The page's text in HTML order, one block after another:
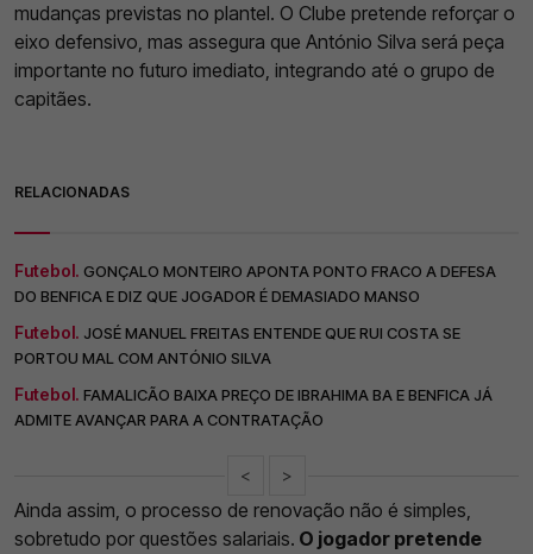
mudanças previstas no plantel. O Clube pretende reforçar o
eixo defensivo, mas assegura que António Silva será peça
importante no futuro imediato, integrando até o grupo de
capitães.
RELACIONADAS
Futebol. GONÇALO MONTEIRO APONTA PONTO FRACO A DEFESA
DO BENFICA E DIZ QUE JOGADOR É DEMASIADO MANSO
Futebol. JOSÉ MANUEL FREITAS ENTENDE QUE RUI COSTA SE
PORTOU MAL COM ANTÓNIO SILVA
Futebol. FAMALICÃO BAIXA PREÇO DE IBRAHIMA BA E BENFICA JÁ
ADMITE AVANÇAR PARA A CONTRATAÇÃO
< >
Ainda assim, o processo de renovação não é simples,
sobretudo por questões salariais. O jogador pretende